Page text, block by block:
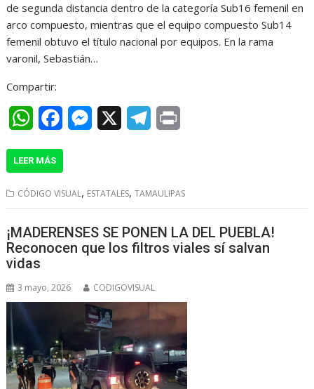
p
p
o
g
e
r
a
m
de segunda distancia dentro de la categoría Sub16 femenil en
arco compuesto, mientras que el equipo compuesto Sub14
femenil obtuvo el título nacional por equipos. En la rama
varonil, Sebastián…
Compartir:
W
a
t
s
A
p
p
e
b
o
k
M
s
e
n
e
r
e
g
r
m
n
t
LEER MÁS
CÓDIGO VISUAL, ESTATALES,TAMAULIPAS
¡MADERENSES SE PONEN LA DEL PUEBLA!
Reconocen que los filtros viales sí salvan
vidas
3 mayo, 2026 CODIGOVISUAL